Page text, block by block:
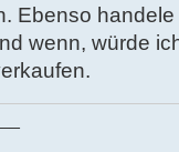
Ebenso
wenn, würde